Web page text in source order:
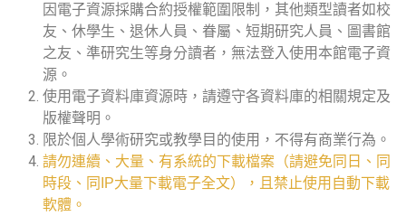
因電子資源採購合約授權範圍限制，其他類型讀者如校
友、休學生、退休人員、眷屬、短期研究人員、圖書館
之友、準研究生等身分讀者，無法登入使用本館電子資
源。
使用電子資料庫資源時，請遵守各資料庫的相關規定及
版權聲明。
限於個人學術研究或教學目的使用，不得有商業行為。
請勿連續、大量、有系統的下載檔案（請避免同日、同
時段、同IP大量下載電子全文），且禁止使用自動下載
軟體。